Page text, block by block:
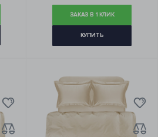
ЗАКАЗ В 1 КЛИК
КУПИТЬ